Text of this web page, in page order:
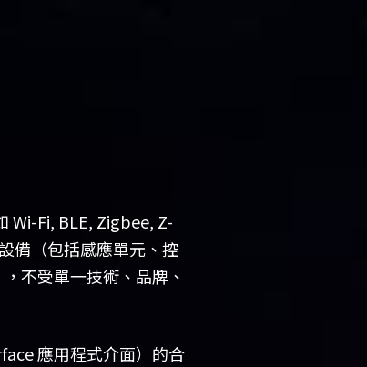
Wi-Fi, BLE, Zigbee, Z-
備（包括感應單元、控
不受單一技術、品牌、
應用程式介面）的合